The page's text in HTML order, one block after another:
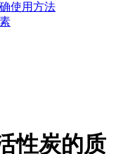
使用方法
性炭的质